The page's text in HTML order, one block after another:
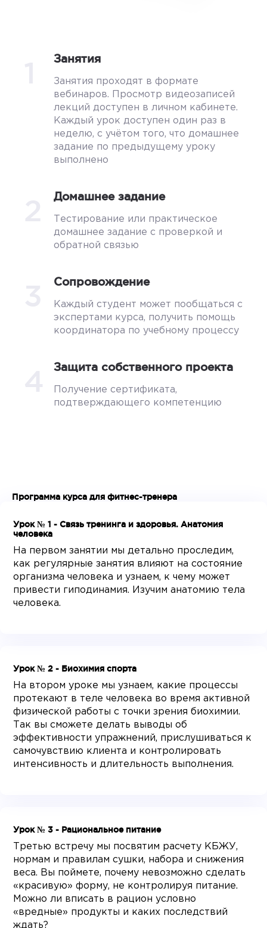
Занятия
Занятия проходят в формате
вебинаров. Просмотр видеозаписей
лекций доступен в личном кабинете.
Каждый урок доступен один раз в
неделю, с учётом того, что домашнее
задание по предыдущему уроку
выполнено
Домашнее задание
Тестирование или практическое
домашнее задание с проверкой и
обратной связью
Сопровождение
Каждый студент может пообщаться с
экспертами курса, получить помощь
координатора по учебному процессу
Защита собственного проекта
Получение сертификата,
подтверждающего компетенцию
Программа курса для фитнес-тренера
Урок № 1 - Связь тренинга и здоровья. Анатомия
человека
На первом занятии мы детально проследим,
как регулярные занятия влияют на состояние
организма человека и узнаем, к чему может
привести гиподинамия. Изучим анатомию тела
человека.
Урок № 2 - Биохимия спорта
На втором уроке мы узнаем, какие процессы
протекают в теле человека во время активной
физической работы с точки зрения биохимии.
Так вы сможете делать выводы об
эффективности упражнений, прислушиваться к
самочувствию клиента и контролировать
интенсивность и длительность выполнения.
Урок № 3 - Рациональное питание
Третью встречу мы посвятим расчету КБЖУ,
нормам и правилам сушки, набора и снижения
веса. Вы поймете, почему невозможно сделать
«красивую» форму, не контролируя питание.
Можно ли вписать в рацион условно
«вредные» продукты и каких последствий
ждать?